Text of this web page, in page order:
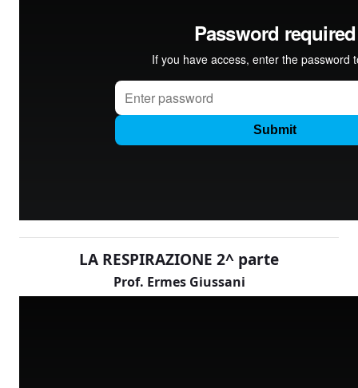
LA RESPIRAZIONE 2^ parte
Prof. Ermes Giussani